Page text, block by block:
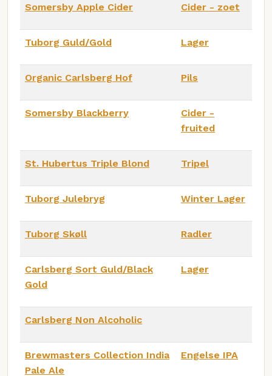
Somersby Apple Cider Cider - zoet
Tuborg Guld/Gold Lager
Organic Carlsberg Hof Pils
Somersby Blackberry
Cider -
fruited
St. Hubertus Triple Blond Tripel
Tuborg Julebryg Winter Lager
Tuborg Skøll Radler
Carlsberg Sort Guld/Black
Gold
Lager
Carlsberg Non Alcoholic
Brewmasters Collection India
Pale Ale
Engelse IPA